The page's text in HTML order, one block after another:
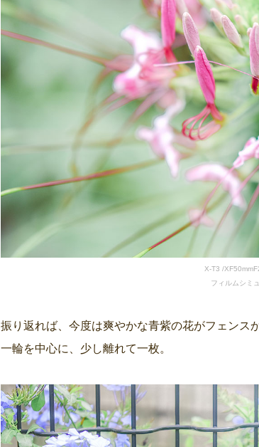
X-T3 /
フィルムシミ
振り返れば、今度は爽やかな青紫の花がフェンス
一輪を中心に、少し離れて一枚。